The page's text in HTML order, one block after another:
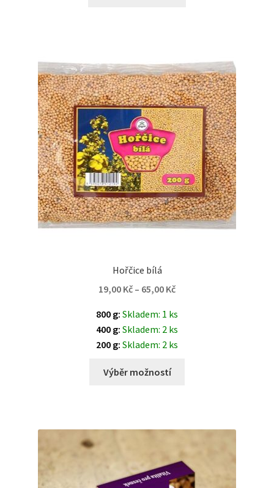
Hořčice bílá
19,00 Kč – 65,00 Kč
800 g: Skladem: 1 ks
400 g: Skladem: 2 ks
200 g: Skladem: 2 ks
Výběr možností